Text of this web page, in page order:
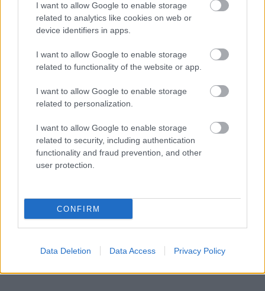
I want to allow Google to enable storage
related to analytics like cookies on web or
device identifiers in apps.
I want to allow Google to enable storage
related to functionality of the website or app.
I want to allow Google to enable storage
related to personalization.
I want to allow Google to enable storage
related to security, including authentication
functionality and fraud prevention, and other
user protection.
CONFIRM
Data Deletion Data Access Privacy Policy
Rónai András